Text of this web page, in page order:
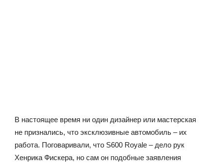
В настоящее время ни один дизайнер или мастерская
не признались, что эксклюзивные автомобиль – их
работа. Поговаривали, что S600 Royale – дело рук
Хенрика Фискера, но сам он подобные заявления